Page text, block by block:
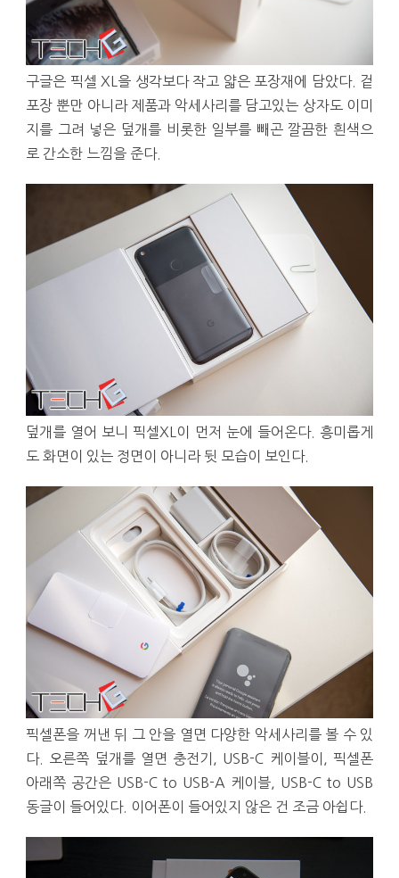
구글은 픽셀 XL을 생각보다 작고 얇은 포장재에 담았다. 겉
포장 뿐만 아니라 제품과 악세사리를 담고있는 상자도 이미
지를 그려 넣은 덮개를 비롯한 일부를 빼곤 깔끔한 흰색으
로 간소한 느낌을 준다.
덮개를 열어 보니 픽셀XL이 먼저 눈에 들어온다. 흥미롭게
도 화면이 있는 정면이 아니라 뒷 모습이 보인다.
픽셀폰을 꺼낸 뒤 그 안을 열면 다양한 악세사리를 볼 수 있
다. 오른쪽 덮개를 열면 충전기, USB-C 케이블이, 픽셀폰
아래쪽 공간은 USB-C to USB-A 케이블, USB-C to USB
동글이 들어있다. 이어폰이 들어있지 않은 건 조금 아쉽다.